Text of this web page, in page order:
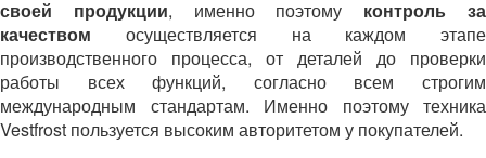
своей продукции, именно поэтому контроль за
качеством осуществляется на каждом этапе
производственного процесса, от деталей до проверки
работы всех функций, согласно всем строгим
международным стандартам. Именно поэтому техника
Vestfrost пользуется высоким авторитетом у покупателей.